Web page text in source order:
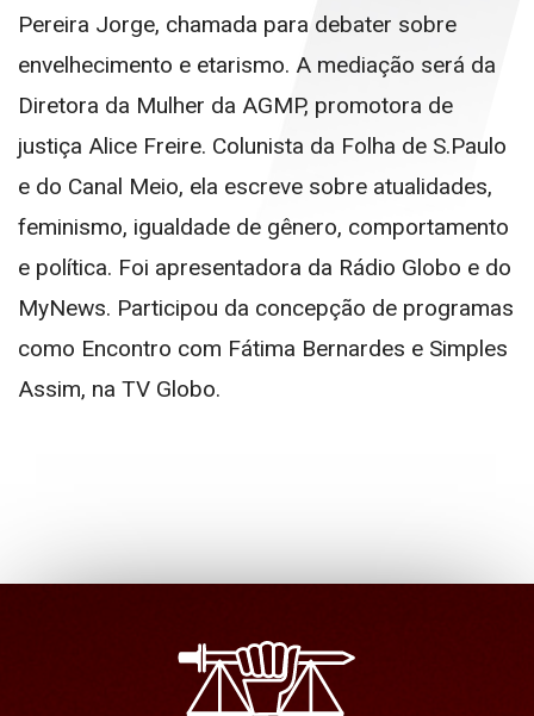
Pereira Jorge, chamada para debater sobre
envelhecimento e etarismo. A mediação será da
Diretora da Mulher da AGMP, promotora de
justiça Alice Freire. Colunista da Folha de S.Paulo
e do Canal Meio, ela escreve sobre atualidades,
feminismo, igualdade de gênero, comportamento
e política. Foi apresentadora da Rádio Globo e do
MyNews. Participou da concepção de programas
como Encontro com Fátima Bernardes e Simples
Assim, na TV Globo.